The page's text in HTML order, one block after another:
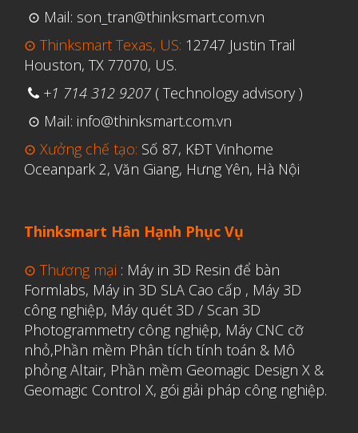
Tháng Bảy 2019
Tháng Sáu 2019
Tháng Tư 2019
Tháng Ba 2019
Aerospace
File 3D
Fuse 1
Giải pháp
Giải pháp ô tô
in 3d cao cấp
⊙ Mail: son_tran@thinksmart.com.vn
⊙ Thinksmart Texas, US: 12747 Justin Trail
Houston, TX 77070, US.
+1 714 312 9207 ( Technology advisory )
⊙ Mail: info@thinksmart.com.vn
⊙ Xưởng chế tạo: Số 87, KĐT Vinhome
Oceanpark 2, Văn Giang, Hưng Yên, Hà Nội
Thinksmart Hân Hạnh Phục Vụ
⊙ Thương mại : Máy in 3D Resin để bàn
Formlabs, Máy in 3D SLA Cao cấp , Máy 3D
công nghiệp, Máy quét 3D / Scan 3D
Photogrammetry công nghiệp, Máy CNC cỡ
nhỏ,Phần mềm Phân tích tính toán & Mô
phỏng Altair, Phần mềm Geomagic Design X &
Geomagic Control X, gói giải pháp công nghiệp.